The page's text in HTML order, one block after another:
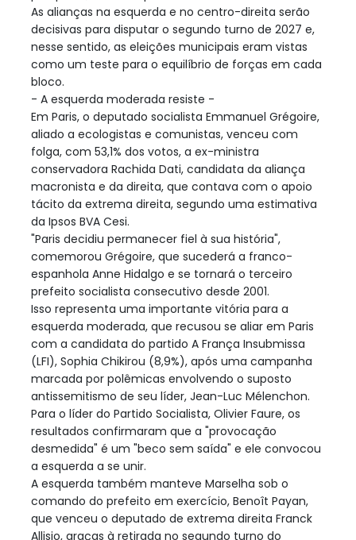
As alianças na esquerda e no centro-direita serão
decisivas para disputar o segundo turno de 2027 e,
nesse sentido, as eleições municipais eram vistas
como um teste para o equilíbrio de forças em cada
bloco.
- A esquerda moderada resiste -
Em Paris, o deputado socialista Emmanuel Grégoire,
aliado a ecologistas e comunistas, venceu com
folga, com 53,1% dos votos, a ex-ministra
conservadora Rachida Dati, candidata da aliança
macronista e da direita, que contava com o apoio
tácito da extrema direita, segundo uma estimativa
da Ipsos BVA Cesi.
"Paris decidiu permanecer fiel à sua história",
comemorou Grégoire, que sucederá a franco-
espanhola Anne Hidalgo e se tornará o terceiro
prefeito socialista consecutivo desde 2001.
Isso representa uma importante vitória para a
esquerda moderada, que recusou se aliar em Paris
com a candidata do partido A França Insubmissa
(LFI), Sophia Chikirou (8,9%), após uma campanha
marcada por polêmicas envolvendo o suposto
antissemitismo de seu líder, Jean-Luc Mélenchon.
Para o líder do Partido Socialista, Olivier Faure, os
resultados confirmaram que a "provocação
desmedida" é um "beco sem saída" e ele convocou
a esquerda a se unir.
A esquerda também manteve Marselha sob o
comando do prefeito em exercício, Benoît Payan,
que venceu o deputado de extrema direita Franck
Allisio, graças à retirada no segundo turno do